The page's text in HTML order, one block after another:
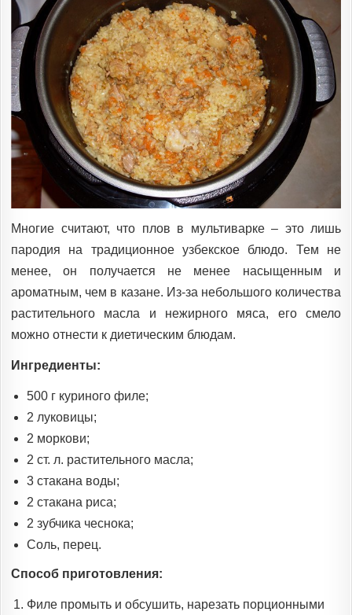
Многие считают, что плов в мультиварке – это лишь
пародия на традиционное узбекское блюдо. Тем не
менее, он получается не менее насыщенным и
ароматным, чем в казане. Из-за небольшого количества
растительного масла и нежирного мяса, его смело
можно отнести к диетическим блюдам.
Ингредиенты:
500 г куриного филе;
2 луковицы;
2 моркови;
2 ст. л. растительного масла;
3 стакана воды;
2 стакана риса;
2 зубчика чеснока;
Соль, перец.
Способ приготовления:
Филе промыть и обсушить, нарезать порционными